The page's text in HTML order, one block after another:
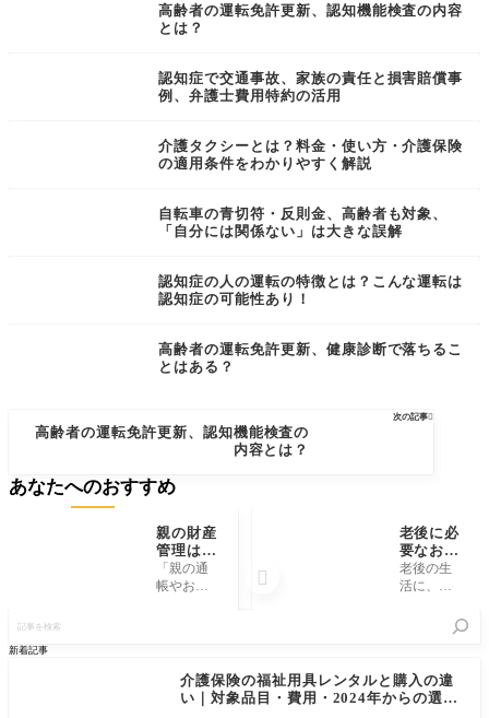
高齢者の運転免許更新、認知機能検査の内容
とは？
認知症で交通事故、家族の責任と損害賠償事
例、弁護士費用特約の活用
介護タクシーとは？料金・使い方・介護保険
の適用条件をわかりやすく解説
自転車の青切符・反則金、高齢者も対象、
「自分には関係ない」は大きな誤解
認知症の人の運転の特徴とは？こんな運転は
認知症の可能性あり！
高齢者の運転免許更新、健康診断で落ちるこ
とはある？
次の記事
高齢者の運転免許更新、認知機能検査の
内容とは？
を
新着記事
介護保険の福祉用具レンタルと購入の違
い｜対象品目・費用・2024年からの選択
あなたへのおすすめ
親の財産
管理はい
つ始める
べきか、
くべきこ
「親の通
帳やお金
ばいい」
——そう
思ってい
老後に必
要なお金
シュミレ
ーショ
一人暮ら
しと夫婦
老後の生
活に、い
金だけで
暮らして
いけるの
